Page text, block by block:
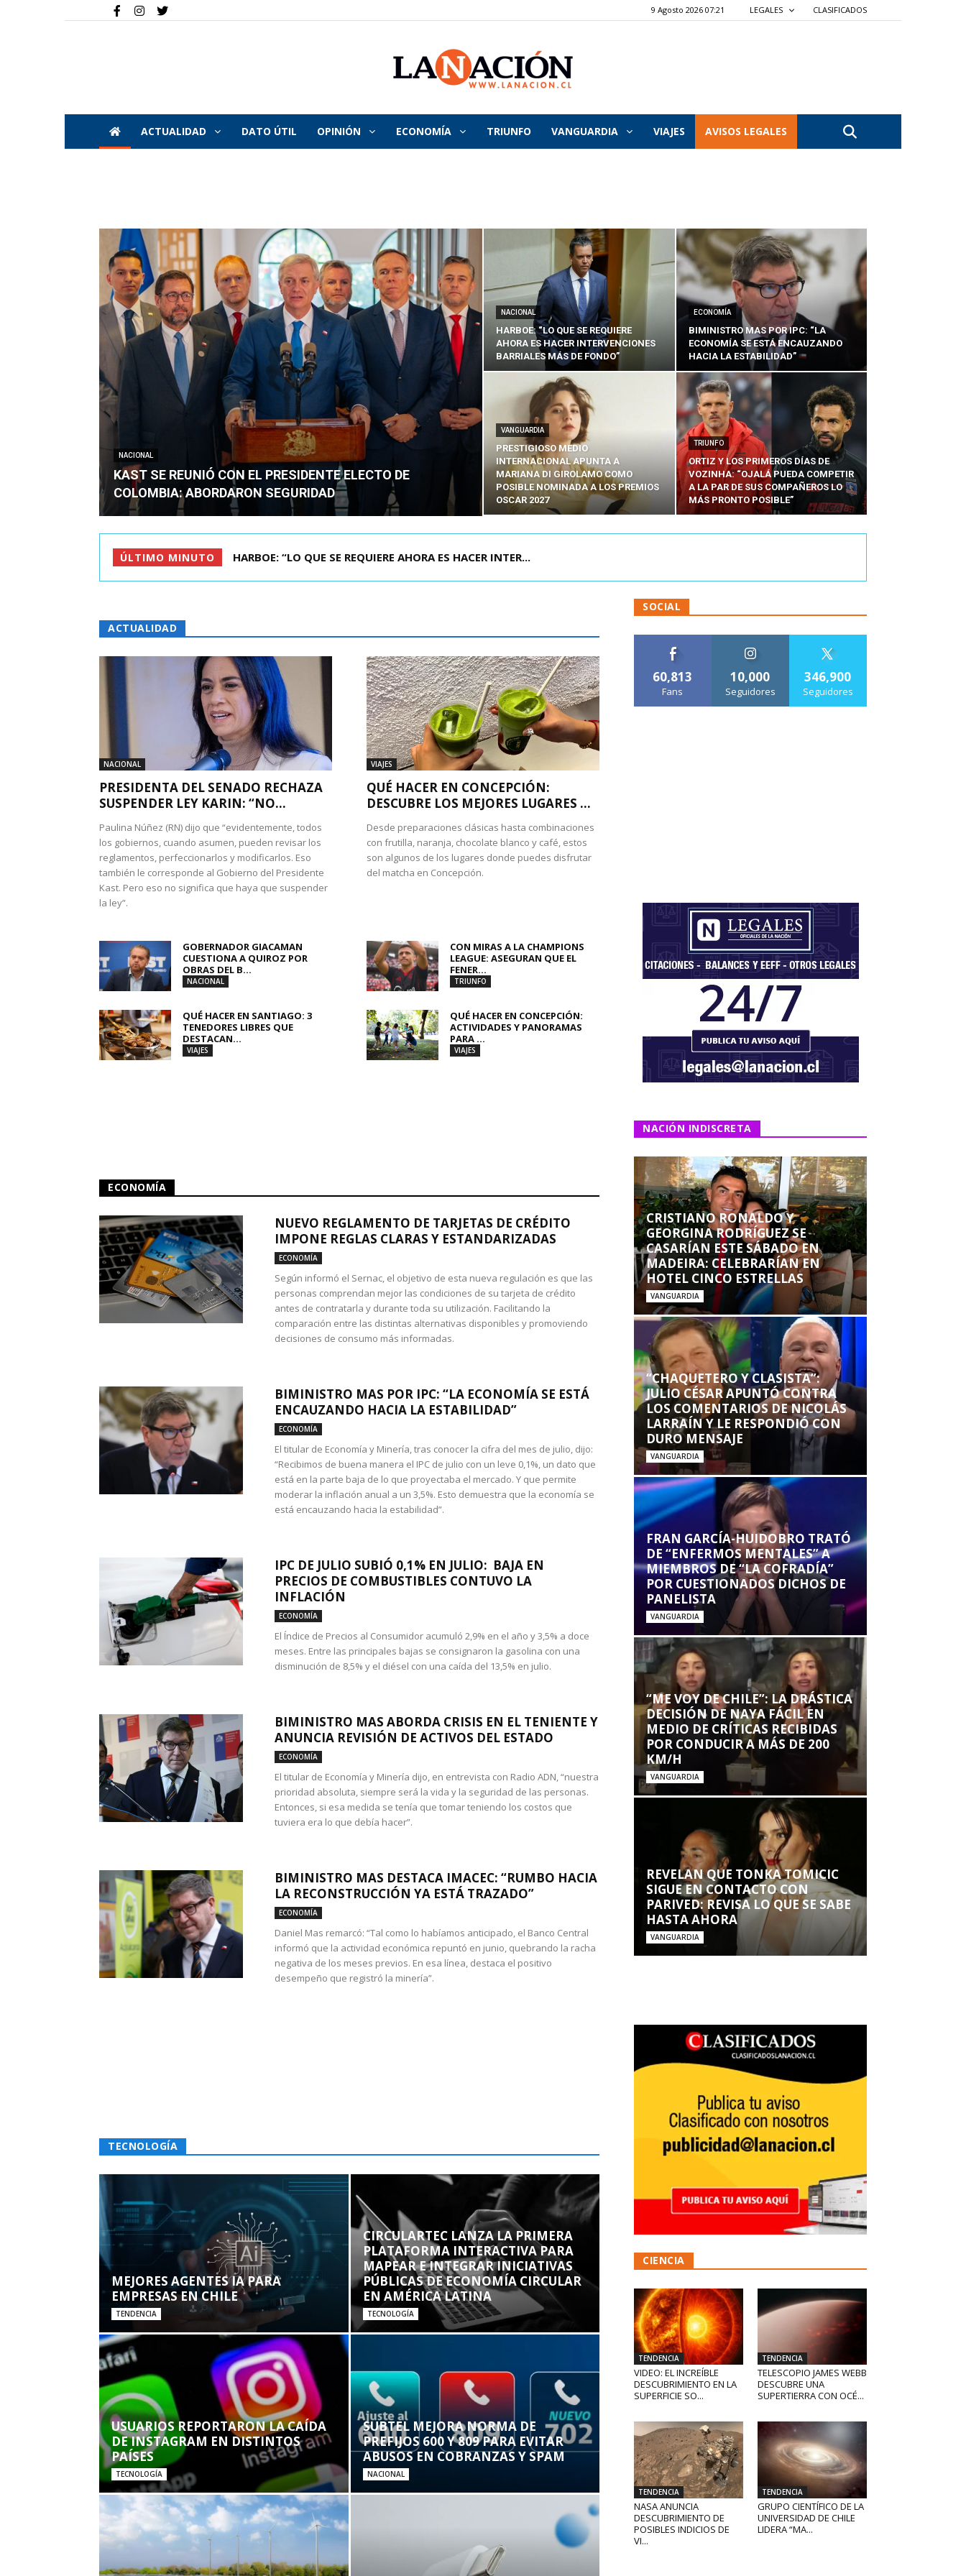
9 Agosto 2026 07:21 LEGALES CLASIFICADOS
La
Nación
ACTUALIDAD DATO ÚTIL OPINIÓN ECONOMÍA TRIUNFO VANGUARDIA VIAJES AVISOS LEGALES
NACIONAL
KAST SE REUNIÓ CON EL PRESIDENTE ELECTO DE
COLOMBIA: ABORDARON SEGURIDAD
NACIONAL
HARBOE: “LO QUE SE REQUIERE
AHORA ES HACER INTERVENCIONES
BARRIALES MÁS DE FONDO”
ECONOMÍA
BIMINISTRO MAS POR IPC: “LA
ECONOMÍA SE ESTÁ ENCAUZANDO
HACIA LA ESTABILIDAD”
VANGUARDIA
PRESTIGIOSO MEDIO
INTERNACIONAL APUNTA A
MARIANA DI GIROLAMO COMO
POSIBLE NOMINADA A LOS PREMIOS
OSCAR 2027
TRIUNFO
ORTIZ Y LOS PRIMEROS DÍAS DE
VOZINHA: “OJALÁ PUEDA COMPETIR
A LA PAR DE SUS COMPAÑEROS LO
MÁS PRONTO POSIBLE”
ÚLTIMO MINUTO BIMINISTRO MAS POR IPC: “LA ECONOMÍA SE ESTÁ ENC...
ACTUALIDAD
NACIONAL
PRESIDENTA DEL SENADO RECHAZA
SUSPENDER LEY KARIN: “NO...
Paulina Núñez (RN) dijo que “evidentemente, todos
los gobiernos, cuando asumen, pueden revisar los
reglamentos, perfeccionarlos y modificarlos. Eso
también le corresponde al Gobierno del Presidente
Kast. Pero eso no significa que haya que suspender
la ley”.
VIAJES
QUÉ HACER EN CONCEPCIÓN:
DESCUBRE LOS MEJORES LUGARES ...
Desde preparaciones clásicas hasta combinaciones
con frutilla, naranja, chocolate blanco y café, estos
son algunos de los lugares donde puedes disfrutar
del matcha en Concepción.
GOBERNADOR GIACAMAN
CUESTIONA A QUIROZ POR
OBRAS DEL B...
NACIONAL
CON MIRAS A LA CHAMPIONS
LEAGUE: ASEGURAN QUE EL
FENER...
TRIUNFO
QUÉ HACER EN SANTIAGO: 3
TENEDORES LIBRES QUE
DESTACAN...
VIAJES
QUÉ HACER EN CONCEPCIÓN:
ACTIVIDADES Y PANORAMAS
PARA ...
VIAJES
ECONOMÍA
NUEVO REGLAMENTO DE TARJETAS DE CRÉDITO
IMPONE REGLAS CLARAS Y ESTANDARIZADAS
ECONOMÍA
Según informó el Sernac, el objetivo de esta nueva regulación es que las
personas comprendan mejor las condiciones de su tarjeta de crédito
antes de contratarla y durante toda su utilización. Facilitando la
comparación entre las distintas alternativas disponibles y promoviendo
decisiones de consumo más informadas.
BIMINISTRO MAS POR IPC: “LA ECONOMÍA SE ESTÁ
ENCAUZANDO HACIA LA ESTABILIDAD”
ECONOMÍA
El titular de Economía y Minería, tras conocer la cifra del mes de julio, dijo:
“Recibimos de buena manera el IPC de julio con un leve 0,1%, un dato que
está en la parte baja de lo que proyectaba el mercado. Y que permite
moderar la inflación anual a un 3,5%. Esto demuestra que la economía se
está encauzando hacia la estabilidad”.
IPC DE JULIO SUBIÓ 0,1% EN JULIO: BAJA EN
PRECIOS DE COMBUSTIBLES CONTUVO LA
INFLACIÓN
ECONOMÍA
El Índice de Precios al Consumidor acumuló 2,9% en el año y 3,5% a doce
meses. Entre las principales bajas se consignaron la gasolina con una
disminución de 8,5% y el diésel con una caída del 13,5% en julio.
BIMINISTRO MAS ABORDA CRISIS EN EL TENIENTE Y
ANUNCIA REVISIÓN DE ACTIVOS DEL ESTADO
ECONOMÍA
El titular de Economía y Minería dijo, en entrevista con Radio ADN, “nuestra
prioridad absoluta, siempre será la vida y la seguridad de las personas.
Entonces, si esa medida se tenía que tomar teniendo los costos que
tuviera era lo que debía hacer”.
BIMINISTRO MAS DESTACA IMACEC: “RUMBO HACIA
LA RECONSTRUCCIÓN YA ESTÁ TRAZADO”
ECONOMÍA
Daniel Mas remarcó: “Tal como lo habíamos anticipado, el Banco Central
informó que la actividad económica repuntó en junio, quebrando la racha
negativa de los meses previos. En esa línea, destaca el positivo
desempeño que registró la minería”.
TECNOLOGÍA
MEJORES AGENTES IA PARA
EMPRESAS EN CHILE
TENDENCIA
CIRCULARTEC LANZA LA PRIMERA
PLATAFORMA INTERACTIVA PARA
MAPEAR E INTEGRAR INICIATIVAS
PÚBLICAS DE ECONOMÍA CIRCULAR
EN AMÉRICA LATINA
TECNOLOGÍA
USUARIOS REPORTARON LA CAÍDA
DE INSTAGRAM EN DISTINTOS
PAÍSES
TECNOLOGÍA
SUBTEL MEJORA NORMA DE
PREFIJOS 600 Y 809 PARA EVITAR
ABUSOS EN COBRANZAS Y SPAM
NACIONAL
SOCIAL
60,813
Fans
10,000
Seguidores
346,900
Seguidores
NACIÓN INDISCRETA
CRISTIANO RONALDO Y
GEORGINA RODRÍGUEZ SE
CASARÍAN ESTE SÁBADO EN
MADEIRA: CELEBRARÍAN EN
HOTEL CINCO ESTRELLAS
VANGUARDIA
“CHAQUETERO Y CLASISTA”:
JULIO CÉSAR APUNTÓ CONTRA
LOS COMENTARIOS DE NICOLÁS
LARRAÍN Y LE RESPONDIÓ CON
DURO MENSAJE
VANGUARDIA
FRAN GARCÍA-HUIDOBRO TRATÓ
DE “ENFERMOS MENTALES” A
MIEMBROS DE “LA COFRADÍA”
POR CUESTIONADOS DICHOS DE
PANELISTA
VANGUARDIA
“ME VOY DE CHILE”: LA DRÁSTICA
DECISIÓN DE NAYA FÁCIL EN
MEDIO DE CRÍTICAS RECIBIDAS
POR CONDUCIR A MÁS DE 200
KM/H
VANGUARDIA
REVELAN QUE TONKA TOMICIC
SIGUE EN CONTACTO CON
PARIVED: REVISA LO QUE SE SABE
HASTA AHORA
VANGUARDIA
CIENCIA
TENDENCIA
VIDEO: EL INCREÍBLE
DESCUBRIMIENTO EN LA
SUPERFICIE SO...
TENDENCIA
TELESCOPIO JAMES WEBB
DESCUBRE UNA
SUPERTIERRA CON OCÉ...
TENDENCIA
NASA ANUNCIA
DESCUBRIMIENTO DE
POSIBLES INDICIOS DE
VI...
TENDENCIA
GRUPO CIENTÍFICO DE LA
UNIVERSIDAD DE CHILE
LIDERA “MA...